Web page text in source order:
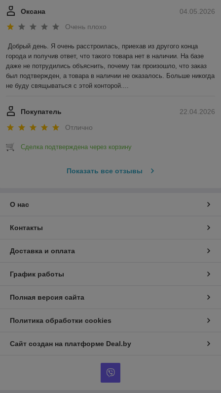
04.05.2026
Оксана
Очень плохо
Добрый день. Я очень расстроилась, приехав из другого конца
города и получив ответ, что такого товара нет в наличии. На базе
даже не потрудились объяснить, почему так произошло, что заказ
был подтвержден, а товара в наличии не оказалось. Больше никогда
не буду свящываться с этой конторой....
22.04.2026
Покупатель
Отлично
Сделка подтверждена через корзину
Показать все отзывы
О нас
Контакты
Доставка и оплата
График работы
Полная версия сайта
Политика обработки cookies
Сайт создан на платформе Deal.by